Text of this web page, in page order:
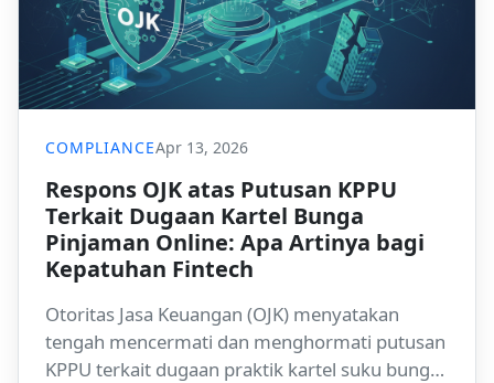
COMPLIANCEApr 13, 2026
Respons OJK atas Putusan KPPU
Terkait Dugaan Kartel Bunga
Pinjaman Online: Apa Artinya bagi
Kepatuhan Fintech
Otoritas Jasa Keuangan (OJK) menyatakan
tengah mencermati dan menghormati putusan
KPPU terkait dugaan praktik kartel suku bunga